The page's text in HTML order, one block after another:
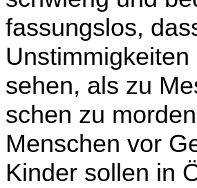
fassungslos,
sehen, als zu
schen zu
Menschen vor
Kinder sollen in